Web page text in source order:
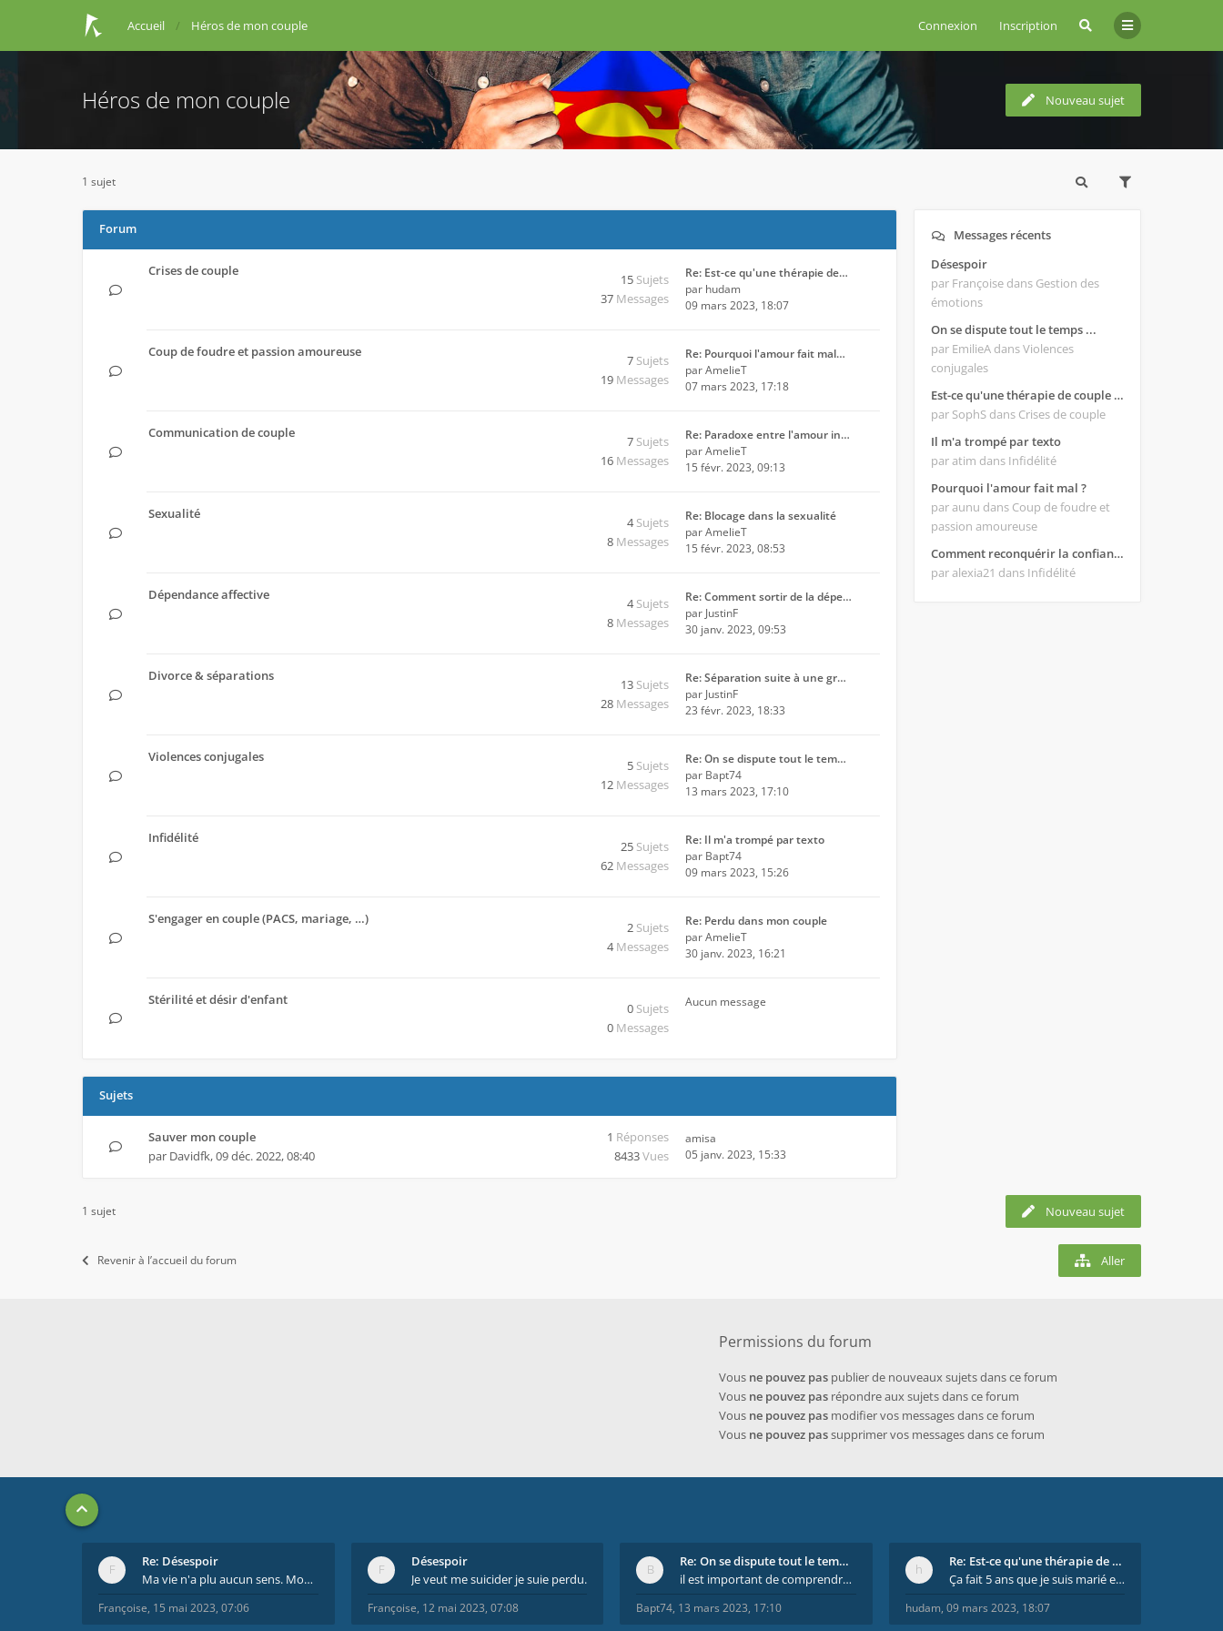
Connexion Inscription
Accueil Héros de mon couple
Héros de mon couple Nouveau sujet
1 sujet
Forum
Crises de couple
15 Sujets
37 Messages
Re: Est-ce qu'une thérapie de…
par hudam
09 mars 2023, 18:07
Coup de foudre et passion amoureuse
7 Sujets
19 Messages
Re: Pourquoi l'amour fait mal…
parAmelieT
07 mars 2023, 17:18
Communication de couple
7 Sujets
16 Messages
Re: Paradoxe entre l'amour in…
parAmelieT
15 févr. 2023, 09:13
Sexualité
4Sujets
8 Messages
Re: Blocage dans la sexualité
parAmelieT
15 févr. 2023, 08:53
Dépendance affective
4Sujets
8 Messages
Re: Comment sortir de la dépe…
par JustinF
30 janv. 2023, 09:53
Divorce & séparations
13 Sujets
28 Messages
Re: Séparation suite à une gr…
par JustinF
23 févr. 2023, 18:33
Violences conjugales
5 Sujets
12 Messages
Re: On se dispute tout le tem…
par Bapt74
13 mars 2023, 17:10
Infidélité
25 Sujets
62 Messages
Re: Il m'a trompé par texto
par Bapt74
09 mars 2023, 15:26
S'engager en couple (PACS, mariage, …)
2 Sujets
4Messages
Re: Perdu dans mon couple
parAmelieT
30 janv. 2023, 16:21
Stérilité et désir d'enfant
0 Sujets
0 Messages
Aucun message
Sujets
Sauver mon couple
par Davidfk,09 déc. 2022, 08:40
1 Réponses
8433Vues
amisa
05 janv. 2023, 15:33
Messages récents
Désespoir
par Françoise dans Gestion des
émotions
On se dispute tout le temps ...
par EmilieA dans Violences
conjugales
Est-ce qu'une thérapie de couple est efficace ?
par SophS dans Crises de couple
Il m'a trompé par texto
par atim dans Infidélité
Pourquoi l'amour fait mal ?
par aunu dans Coup de foudre et
passion amoureuse
Comment reconquérir la confiance de mon homme ?
par alexia21 dans Infidélité
Nouveau sujet
1 sujet
Revenir à l’accueil du forum Aller
Permissions du forum
Vous ne pouvez pas publier de nouveaux sujets dans ce forum
Vous ne pouvez pas répondre aux sujets dans ce forum
Vous ne pouvez pas modifier vos messages dans ce forum
Vous ne pouvez passupprimer vos messages dans ce forum
Re: Désespoir
Ma vie n'a plu aucun sens. Mourir pour être soulag
Françoise, 15 mai 2023, 07:06
Désespoir
Je veut me suicider je suie perdu.
Françoise, 12 mai 2023, 07:08
Re: On se dispute tout le temps ...
il est important de comprendre que chaque personne
Bapt74, 13 mars 2023, 17:10
Re: Est-ce qu'une thérapie de couple est efficace
Ça fait 5 ans que je suis marié et on est en théra
hudam, 09 mars 2023, 18:07